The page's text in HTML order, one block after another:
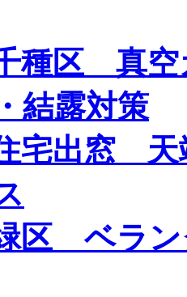
種区 真
結露対策
宅出窓 天
区 ベラ